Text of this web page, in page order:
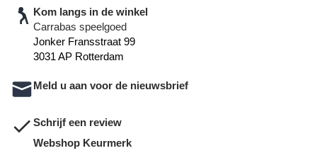
Kom langs in de winkel
Carrabas speelgoed
Jonker Fransstraat 99
3031 AP Rotterdam
Meld u aan voor de nieuwsbrief
Schrijf een review
Webshop Keurmerk